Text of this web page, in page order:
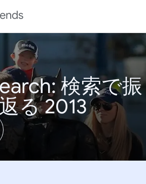
検索で振
る 2013